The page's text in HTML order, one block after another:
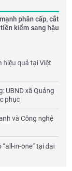
phân cấp, cắt
kiểm sang hậu
hiệu quả tại Việt
UBND xã Quảng
phục
và Công nghệ
in-one” tại đại